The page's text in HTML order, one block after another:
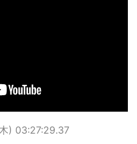
) 03:27:29.37